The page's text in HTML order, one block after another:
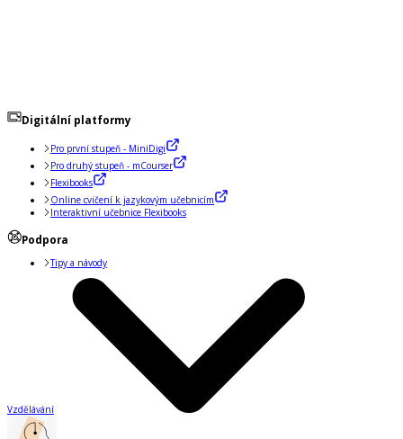
Digitální platformy
Pro první stupeň - MiniDigi
Pro druhý stupeň - mCourser
Flexibooks
Online cvičení k jazykovým učebnicím
Interaktivní učebnice Flexibooks
Podpora
Tipy a návody
Vzdělávání